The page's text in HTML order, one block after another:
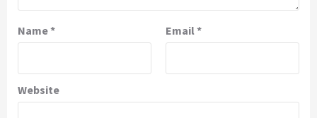
Name* Email*
Website